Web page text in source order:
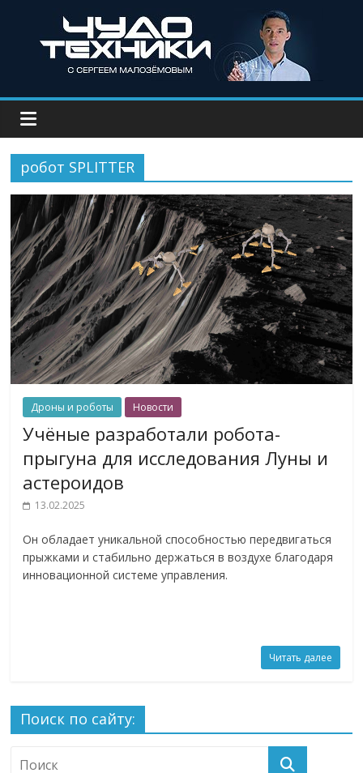
робот SPLITTER
Дроны и роботы Новости
Учёные разработали робота-
прыгуна для исследования Луны и
астероидов
13.02.2025
Он обладает уникальной способностью передвигаться
прыжками и стабильно держаться в воздухе благодаря
инновационной системе управления.
Читать далее
Поиск по сайту: